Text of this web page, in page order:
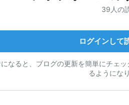
39人の
ログインして
なると、ブログの更新を簡単にチェ
るようにな